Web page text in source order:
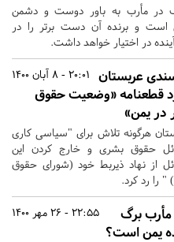
در مأرب به باور دوست و دشمن
و برنده آن دست برتر را در
در اختیار خواهد داشت.
20:01 - 8 آبان 1400
عربستان
قطعنامه «وضعیت حقوق
در یمن»
هرگونه تلاش برای "سیاسی کاری
حقوق بشری و خارج کردن این
از نهاد ذیربط خود (شورای حقوق
" را رد کرد.
22:55 - 26 مهر 1400
مأرب برگ
یمن است؟